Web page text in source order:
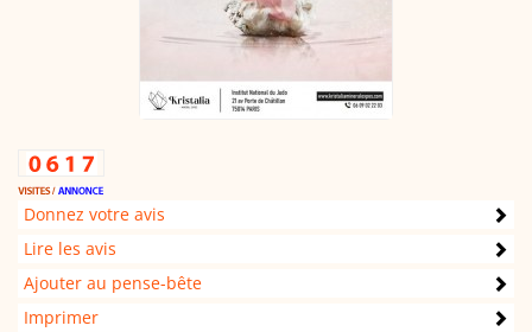
Donnez votre avis
Lire les avis
Ajouter au pense-bête
Imprimer